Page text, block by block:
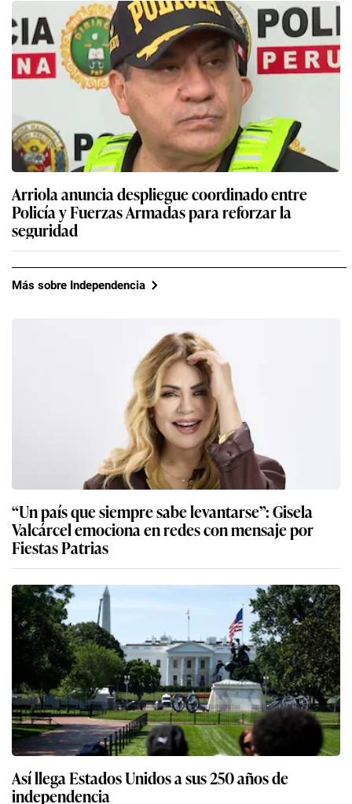
Arriola anuncia despliegue coordinado entre
Policía y Fuerzas Armadas para reforzar la
seguridad
Más sobre Independencia
“Un país que siempre sabe levantarse”: Gisela
Valcárcel emociona en redes con mensaje por
Fiestas Patrias
Así llega Estados Unidos a sus 250 años de
independencia